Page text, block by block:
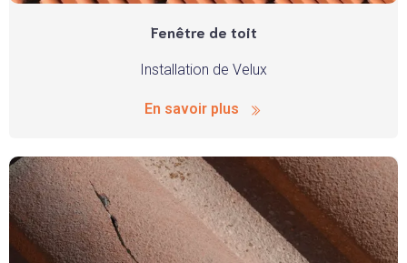
Fenêtre de toit
Installation de Velux
En savoir plus